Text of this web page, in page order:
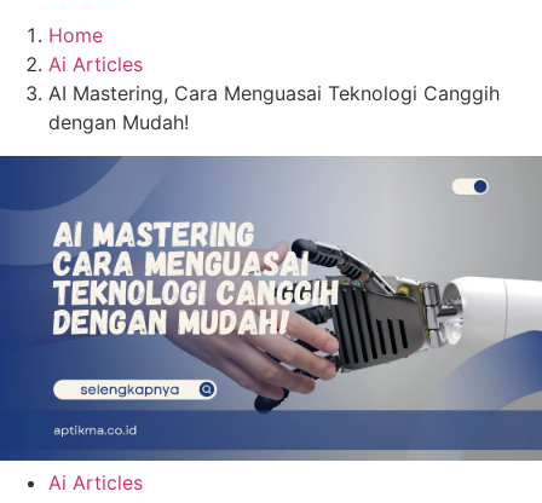
Home
Ai Articles
AI Mastering, Cara Menguasai Teknologi Canggih
dengan Mudah!
Ai Articles